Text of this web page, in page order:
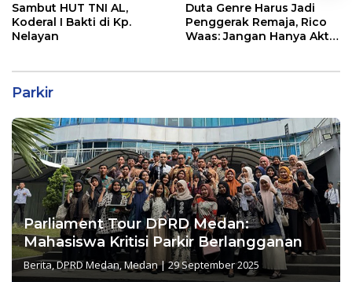
Sambut HUT TNI AL,
Koderal I Bakti di Kp.
Nelayan
Duta Genre Harus Jadi
Penggerak Remaja, Rico
Waas: Jangan Hanya Aktif
Parkir
Parliament Tour DPRD Medan:
Mahasiswa Kritisi Parkir Berlangganan
Berita,DPRD Medan,Medan|29 September 2025